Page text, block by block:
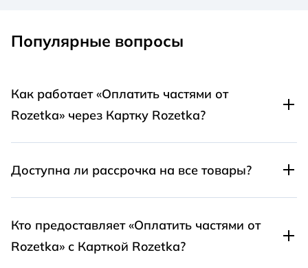
Популярные вопросы
Как работает «Оплатить частями от
Rozetka» через Картку Rozetka?
автоматически получает Картку Rozetka, через которую
погасить кредит досрочно.
Доступна ли рассрочка на все товары?
«Оплатить частями от Rozetka» (число на отметке
Кто предоставляет «Оплатить частями от
Rozetka» с Карткой Rozetka?